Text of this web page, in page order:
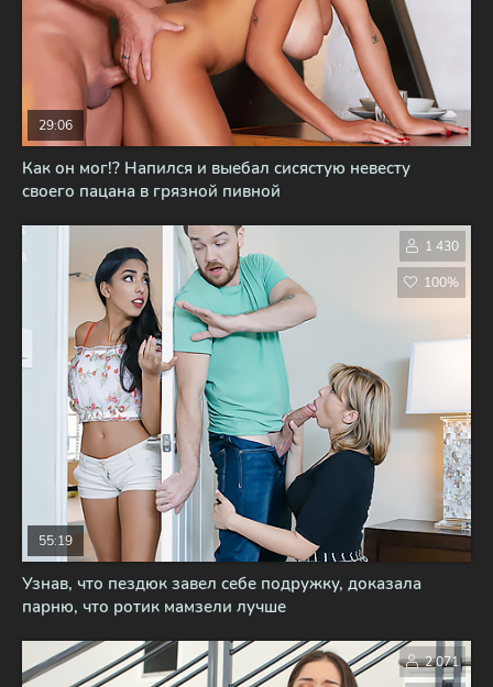
Как он мог!? Напился и выебал сисястую невесту
своего пацана в грязной пивной
29:06
Узнав, что пездюк завел себе подружку, доказала
парню, что ротик мамзели лучше
55:19
1 430
100%
2 071